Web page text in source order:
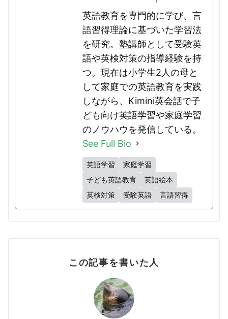
英語教育を専門的に学び、言
語習得理論に基づいた学習法
を研究。塾講師として受験英
語や英検対策の指導経験を持
つ。現在は小学生2人の母と
して家庭での英語教育を実践
しながら、Kimini英会話で子
ども向け英語学習や家庭学習
のノウハウを発信している。
See Full Bio
英語学習
家庭学習
子ども英語教育
英語絵本
英検対策
受験英語 言語習得
この記事を書いた人